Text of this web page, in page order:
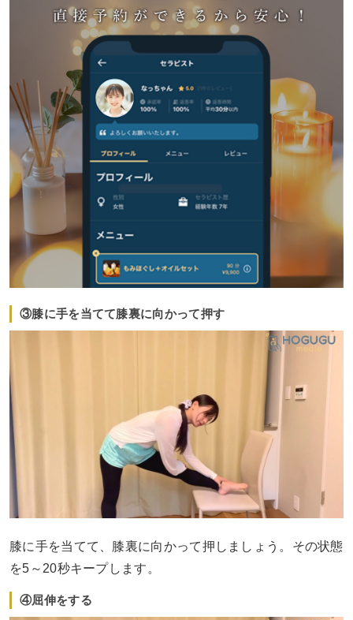
③膝に手を当てて膝裏に向かって押す
膝に手を当てて、膝裏に向かって押しましょう。その状態
を5～20秒キープします。
④屈伸をする